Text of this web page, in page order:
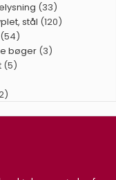
(33)
stål (120)
(54)
bøger (3)
(5)